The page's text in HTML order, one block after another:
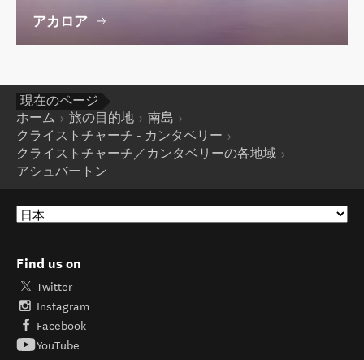
アカロア
現在のページ
ホーム
旅の目的地
南島
クライストチャーチ - カンタベリー
クライストチャーチ／カンタベリーの各地域
アシュバートン
Find us on
Twitter
Instagram
Facebook
YouTube